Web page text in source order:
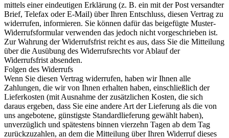
mittels einer eindeutigen Erklärung (z. B. ein mit der Post versandter
Brief, Telefax oder E-Mail) über Ihren Entschluss, diesen Vertrag zu
widerrufen, informieren. Sie können dafür das beigefügte Muster-
Widerrufsformular verwenden das jedoch nicht vorgeschrieben ist.
Zur Wahrung der Widerrufsfrist reicht es aus, dass Sie die Mitteilung
über die Ausübung des Widerrufsrechts vor Ablauf der
Widerrufsfrist absenden.
Folgen des Widerrufs
Wenn Sie diesen Vertrag widerrufen, haben wir Ihnen alle
Zahlungen, die wir von Ihnen erhalten haben, einschließlich der
Lieferkosten (mit Ausnahme der zusätzlichen Kosten, die sich
daraus ergeben, dass Sie eine andere Art der Lieferung als die von
uns angebotene, günstigste Standardlieferung gewählt haben),
unverzüglich und spätestens binnen vierzehn Tagen ab dem Tag
zurückzuzahlen, an dem die Mitteilung über Ihren Widerruf dieses